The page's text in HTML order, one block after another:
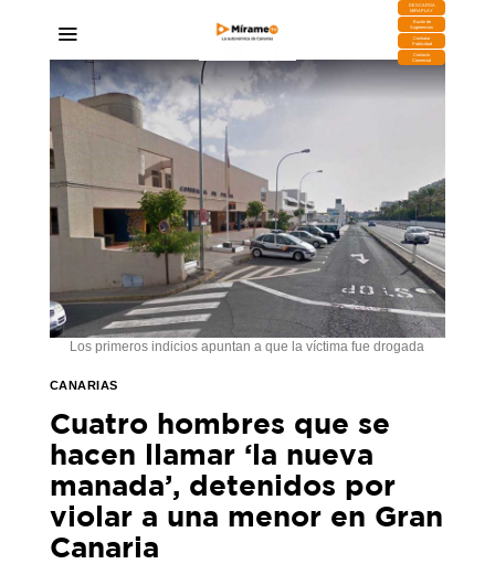
DESCARGA
MIRAPLAY
Buzón de
Sugerencias
Contratar
Publicidad
Contacto
Comercial
Los primeros indicios apuntan a que la víctima fue drogada
CANARIAS
Cuatro hombres que se
hacen llamar ‘la nueva
manada’, detenidos por
violar a una menor en Gran
Canaria